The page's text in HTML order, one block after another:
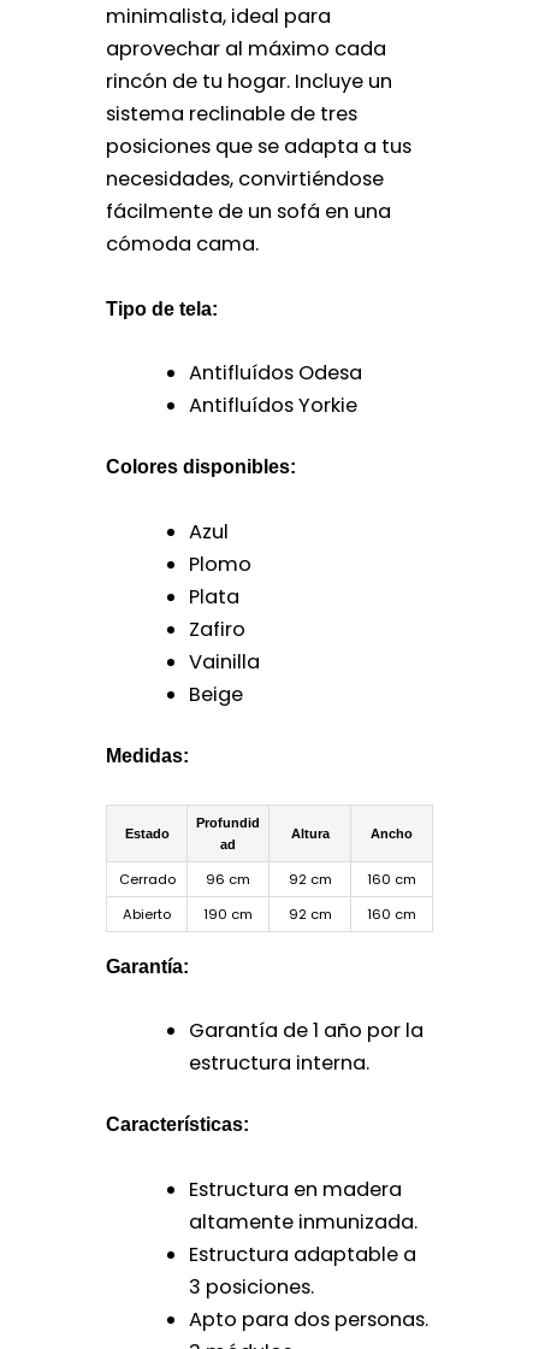
minimalista, ideal para
aprovechar al máximo cada
rincón de tu hogar. Incluye un
sistema reclinable de tres
posiciones que se adapta a tus
necesidades, convirtiéndose
fácilmente de un sofá en una
cómoda cama.
Tipo de tela:
Antifluídos Odesa
Antifluídos Yorkie
Colores disponibles:
Azul
Plomo
Plata
Zafiro
Vainilla
Beige
Medidas:
Estado
Profundid
ad
Altura Ancho
Cerrado 96 cm 92 cm
160 cm
Abierto
190 cm 92 cm 160 cm
Garantía:
Garantía de 1 año por la
estructura interna.
Características:
Estructura en madera
altamente inmunizada.
Estructura adaptable a
3 posiciones.
Apto para dos personas.